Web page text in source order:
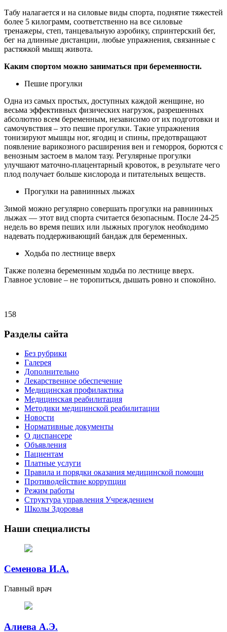
Табу налагается и на силовые виды спорта, поднятие тяжестей
более 5 килограмм, соответственно на все силовые
тренажеры, степ, танцевальную аэробику, спринтерский бег,
бег на длинные дистанции, любые упражнения, связанные с
растяжкой мышц живота.
Каким спортом можно заниматься при беременности.
Пешие прогулки
Одна из самых простых, доступных каждой женщине, но
весьма эффективных физических нагрузок, разрешенных
абсолютно всем беременным, независимо от их подготовки и
самочувствия – это пешие прогулки. Такие упражнения
тонизируют мышцы ног, ягодиц и спины, предотвращают
появление варикозного расширения вен и геморроя, борются с
венозным застоем в малом тазу. Регулярные прогулки
улучшают маточно-плацентарный кровоток, в результате чего
плод получает больше кислорода и питательных веществ.
Прогулки на равнинных лыжах
Зимой можно регулярно совершать прогулки на равнинных
лыжах — этот вид спорта считается безопасным. После 24-25
недель во время пеших или лыжных прогулок необходимо
надевать поддерживающий бандаж для беременных.
Ходьба по лестнице вверх
Также полезна беременным ходьба по лестнице вверх.
Главное условие – не торопиться, дышать ровно и спокойно.
158
Разделы сайта
Без рубрики
Галерея
Дополнительно
Лекарственное обеспечение
Медицинская профилактика
Медицинская реабилитация
Методики медицинской реабилитации
Новости
Нормативные документы
О диспансере
Объявления
Пациентам
Платные услуги
Правила и порядки оказания медицинской помощи
Противодействие коррупции
Режим работы
Структура управления Учреждением
Школы Здоровья
Наши специалисты
Семенова И.А.
Главный врач
Алиева А.Э.